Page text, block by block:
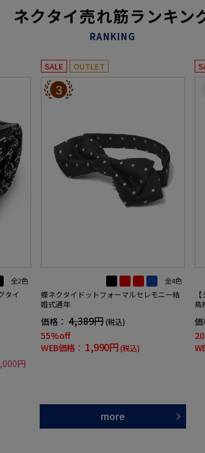
ネクタイ売れ筋ランキン
RANKING
全2色
タイ
円
SALE OUTLET
3
全4色
蝶ネクタイドットフォーマルセレモニー結
婚式通年
価格： 4,389円(税込)
55%off
WEB価格： 1,990円(税込)
鳥
価
more